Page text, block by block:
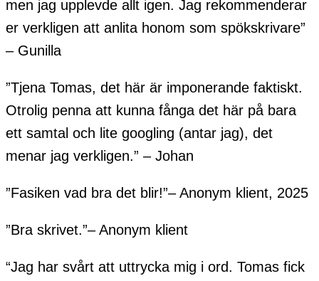
men jag upplevde allt igen. Jag rekommenderar
er verkligen att anlita honom som spökskrivare”
– Gunilla
”Tjena Tomas, det här är imponerande faktiskt.
Otrolig penna att kunna fånga det här på bara
ett samtal och lite googling (antar jag), det
menar jag verkligen.” – Johan
”Fasiken vad bra det blir!”– Anonym klient, 2025
”Bra skrivet.”– Anonym klient
“Jag har svårt att uttrycka mig i ord. Tomas fick